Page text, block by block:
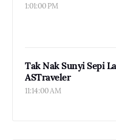
1:01:00 PM
Tak Nak Sunyi Sepi
ASTraveler
11:14:00 AM